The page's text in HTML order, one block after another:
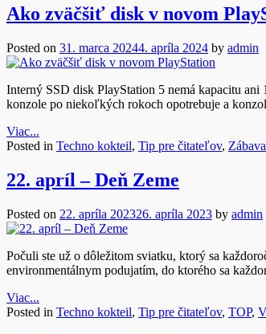
Ako zväčšiť disk v novom
Posted on 31. marca 20244. apríla 2024 by admin
Interný SSD disk PlayStation 5 nemá kapacitu
konzole po niekoľkých rokoch opotrebuje a
Viac...
Posted in Techno kokteil, Tip pre čitateľov, Zábava
22. apríl – Deň Zeme
Posted on 22. apríla 202326. apríla 2023 by admin
Počuli ste už o dôležitom sviatku, ktorý sa
environmentálnym podujatím, do ktorého sa
Viac...
Posted in Techno kokteil, Tip pre čitateľov, TOP,